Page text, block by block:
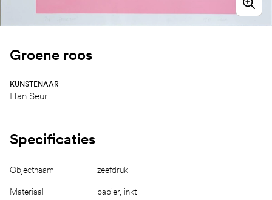
Groene roos
KUNSTENAAR
Han Seur
Specificaties
Objectnaam zeefdruk
Materiaal papier, inkt